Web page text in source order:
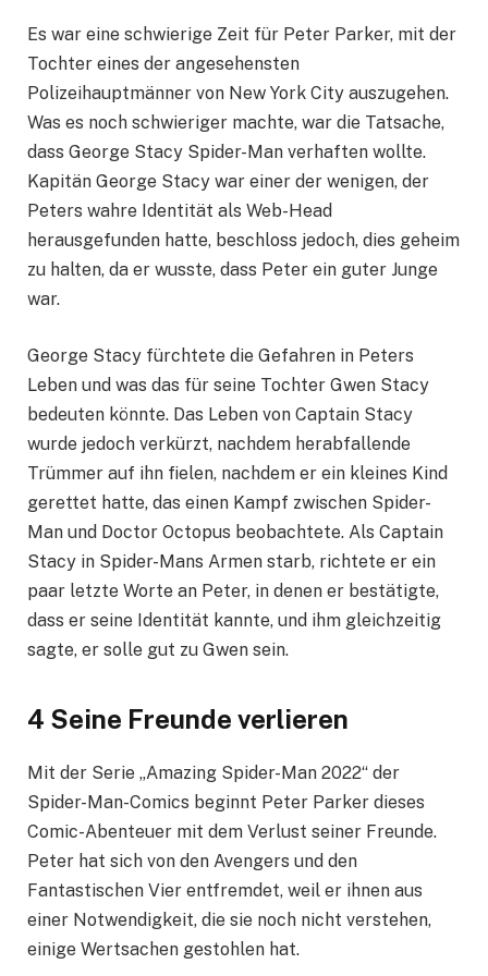
Es war eine schwierige Zeit für Peter Parker, mit der
Tochter eines der angesehensten
Polizeihauptmänner von New York City auszugehen.
Was es noch schwieriger machte, war die Tatsache,
dass George Stacy Spider-Man verhaften wollte.
Kapitän George Stacy war einer der wenigen, der
Peters wahre Identität als Web-Head
herausgefunden hatte, beschloss jedoch, dies geheim
zu halten, da er wusste, dass Peter ein guter Junge
war.
George Stacy fürchtete die Gefahren in Peters
Leben und was das für seine Tochter Gwen Stacy
bedeuten könnte. Das Leben von Captain Stacy
wurde jedoch verkürzt, nachdem herabfallende
Trümmer auf ihn fielen, nachdem er ein kleines Kind
gerettet hatte, das einen Kampf zwischen Spider-
Man und Doctor Octopus beobachtete. Als Captain
Stacy in Spider-Mans Armen starb, richtete er ein
paar letzte Worte an Peter, in denen er bestätigte,
dass er seine Identität kannte, und ihm gleichzeitig
sagte, er solle gut zu Gwen sein.
4 Seine Freunde verlieren
Mit der Serie „Amazing Spider-Man 2022“ der
Spider-Man-Comics beginnt Peter Parker dieses
Comic-Abenteuer mit dem Verlust seiner Freunde.
Peter hat sich von den Avengers und den
Fantastischen Vier entfremdet, weil er ihnen aus
einer Notwendigkeit, die sie noch nicht verstehen,
einige Wertsachen gestohlen hat.